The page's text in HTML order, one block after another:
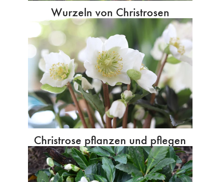
Wurzeln von Christrosen
Christrose pflanzen und pflegen